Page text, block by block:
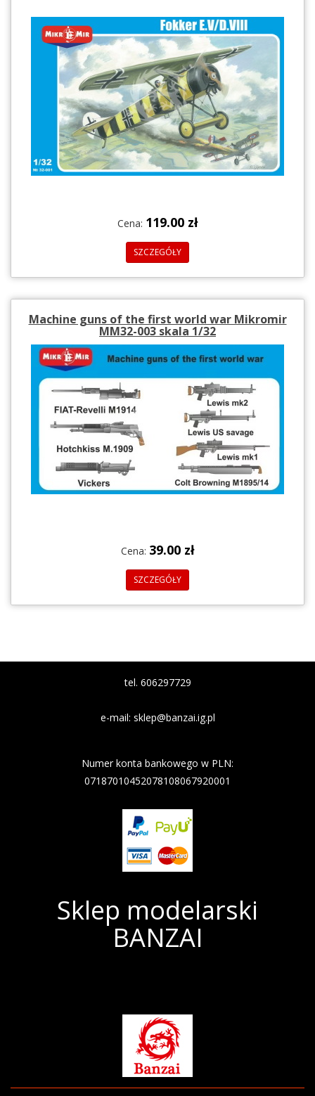
Cena: 119.00 zł
SZCZEGÓŁY
Machine guns of the first world war Mikromir
MM32-003 skala 1/32
Cena: 39.00 zł
SZCZEGÓŁY
tel. 606297729
e-mail: sklep@banzai.ig.pl
Numer konta bankowego w PLN:
07187010452078108067920001
Sklep modelarski
BANZAI